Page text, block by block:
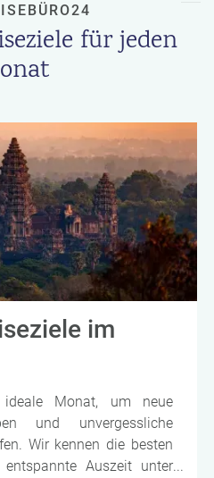
für jeden
im
Monat, um neue
und unvergessliche
Wir kennen die besten
Auszeit unter